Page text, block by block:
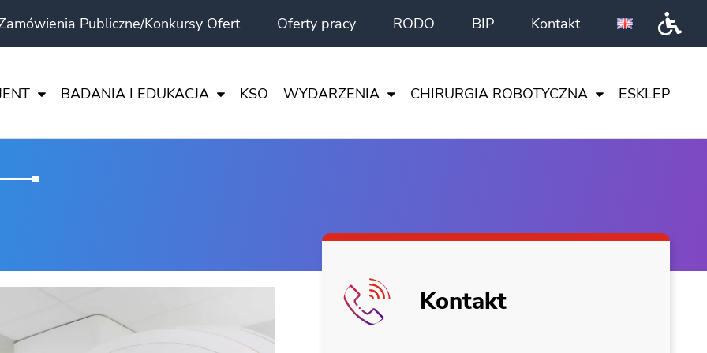
Publiczne/Konkursy Ofert Oferty pracy RODO BIP Kontakt
BADANIA I EDUKACJA
KLINICZNE – INFORMACJE DLA PACJENTA
KSO WYDARZENIA
DLA PACJENTA
ŻYCIE W CENTRUM
CHIRURGIA ROBOTYCZNA ESKLEP
Kontakt